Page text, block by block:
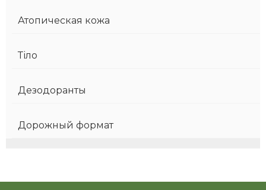
Атопическая кожа
Тіло
Дезодоранты
Дорожный формат